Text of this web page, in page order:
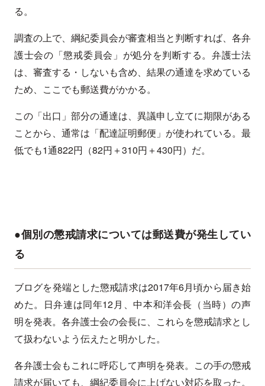
る。
調査の上で、綱紀委員会が審査相当と判断すれば、各弁
護士会の「懲戒委員会」が処分を判断する。弁護士法
は、審査する・しないも含め、結果の通達を求めている
ため、ここでも郵送費がかかる。
この「出口」部分の通達は、異議申し立てに期限がある
ことから、通常は「配達証明郵便」が使われている。最
低でも1通822円（82円＋310円＋430円）だ。
●個別の懲戒請求については郵送費が発生してい
る
ブログを発端とした懲戒請求は2017年6月頃から届き始
めた。日弁連は同年12月、中本和洋会長（当時）の声
明を発表。各弁護士会の会長に、これらを懲戒請求とし
て扱わないよう伝えたと明かした。
各弁護士会もこれに呼応して声明を発表。この手の懲戒
請求が届いても、綱紀委員会に上げない対応を取った。